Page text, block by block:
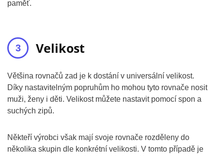
paměť.
Velikost
Většina rovnačů zad je k dostání v universální velikost.
Díky nastavitelným popruhům ho mohou tyto rovnače nosit
muži, ženy i děti. Velikost můžete nastavit pomocí spon a
suchých zipů.
Někteří výrobci však mají svoje rovnače rozděleny do
několika skupin dle konkrétní velikosti. V tomto případě je